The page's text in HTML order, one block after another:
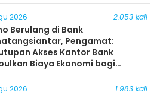
2026 2.053 kali
Berulang di Bank
Pengamat:
Akses Kantor Bank
Biaya Ekonomi bagi
2026 1.983 kali